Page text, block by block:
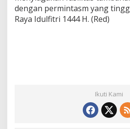
dengan permintasm yang
Raya Idulfitri 1444 H. (Red)
Ikuti Kami